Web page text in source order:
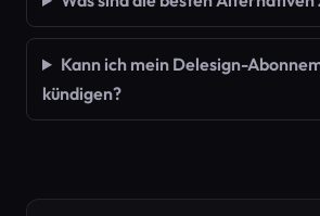
Kann ich mein Delesign-
kündigen?